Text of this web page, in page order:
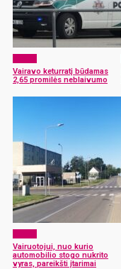
Vairavo keturratį būdamas
2,65 promilės neblaivumo
Vairuotojui, nuo kurio
automobilio stogo nukrito
vyras, pareikšti įtarimai